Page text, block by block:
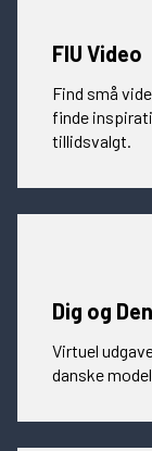
FIU Video
Find små
finde
tillidsvalgt.
Dig og
Virtuel
danske